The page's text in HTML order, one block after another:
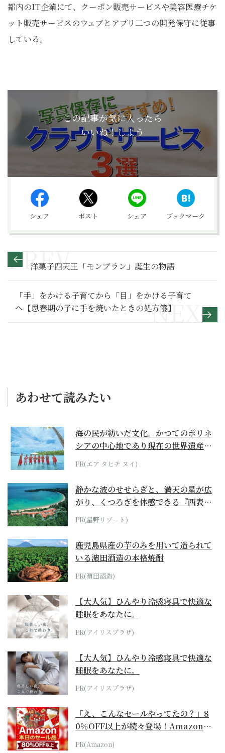
都内のIT企業にて、クーポン販売サービスや美容医療チケ
ット販売サービスのウェブとアプリ二つの開発保守に従事
している。
この記事が気に入ったら
いいね！しよう
シェア ポスト シェア ブックマーク
洋菓子四天王「モンブラン」誕生の物語
「手」をかける子育てから「目」をかける子育て
へ【思春期の子に手を焼いたときの処方箋】
あわせて読みたい
海の民が紡いだ文化。かつてのポリネ
シアの中心地であり現在の世界遺産か
らみえてくる...
PR(エア タヒチ ヌイ)
静かな波のせせらぎと、満天の星が広
がり、くつろぎを体感できる『西表島
ホテル by...
PR(星野リゾート)
鹿児島県産の芋のみを用いて造られて
いる濵田酒造の本格焼酎
PR(濵田酒造)
【大人気】ひんやり冷感寝具で快適な
睡眠をあなたに。
PR(アイリスプラザ)
【大人気】ひんやり冷感寝具で快適な
睡眠をあなたに。
PR(アイリスプラザ)
「え、こんなセールやってたの？」8
0％OFF以上が続々登場！Amazonの
本気が...
PR(Amazon)